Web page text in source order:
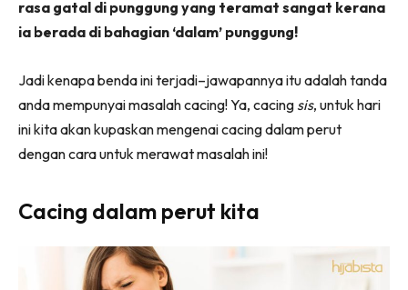
rasa gatal di punggung yang teramat sangat kerana
ia berada di bahagian ‘dalam’ punggung!
Jadi kenapa benda ini terjadi–jawapannya itu adalah tanda
anda mempunyai masalah cacing! Ya, cacing sis, untuk hari
ini kita akan kupaskan mengenai cacing dalam perut
dengan cara untuk merawat masalah ini!
Cacing dalam perut kita